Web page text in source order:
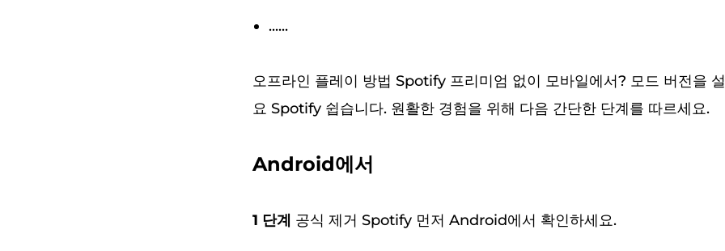
......
오프라인 플레이 방법 Spotify 프리미엄 없이 모바일에서? 모드 버전을
요 Spotify 쉽습니다. 원활한 경험을 위해 다음 간단한 단계를 따르세요.
Android에서
1 단계 공식 제거 Spotify 먼저 Android에서 확인하세요.